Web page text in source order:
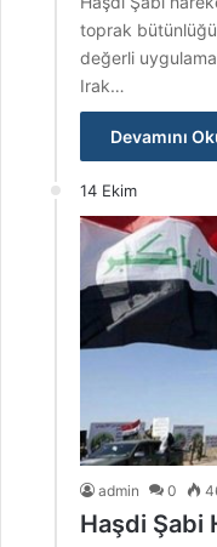
toprak
değerli
Irak…
Devamını
14 Ekim
admin 0
Haşdi Şabi